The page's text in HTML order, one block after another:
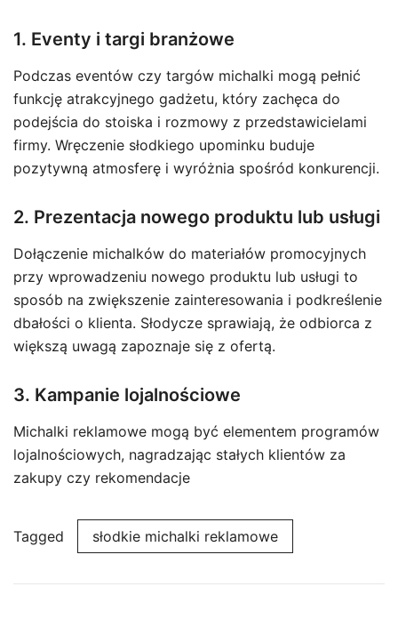
1. Eventy i targi branżowe
Podczas eventów czy targów michalki mogą pełnić
funkcję atrakcyjnego gadżetu, który zachęca do
podejścia do stoiska i rozmowy z przedstawicielami
firmy. Wręczenie słodkiego upominku buduje
pozytywną atmosferę i wyróżnia spośród konkurencji.
2. Prezentacja nowego produktu lub usługi
Dołączenie michalków do materiałów promocyjnych
przy wprowadzeniu nowego produktu lub usługi to
sposób na zwiększenie zainteresowania i podkreślenie
dbałości o klienta. Słodycze sprawiają, że odbiorca z
większą uwagą zapoznaje się z ofertą.
3. Kampanie lojalnościowe
Michalki reklamowe mogą być elementem programów
lojalnościowych, nagradzając stałych klientów za
zakupy czy rekomendacje
Tagged słodkie michalki reklamowe